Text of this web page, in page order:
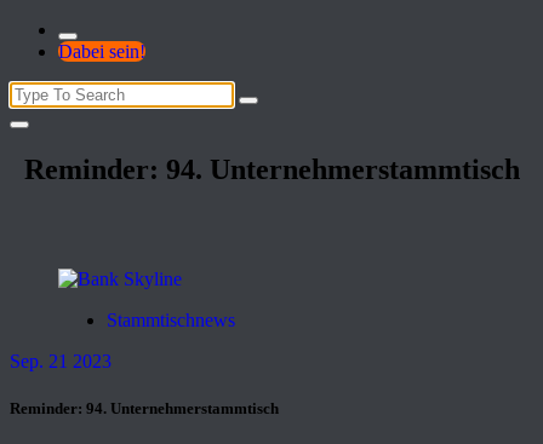
Dabei sein!
Search
for:
Reminder: 94. Unternehmerstammtisch
Stammtischnews
Sep. 21 2023
Reminder: 94. Unternehmerstammtisch